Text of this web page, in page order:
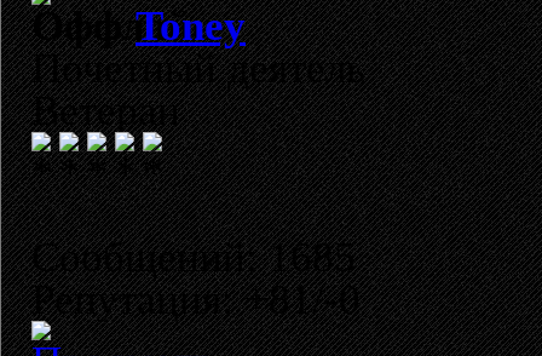
Toney
Почетный деятель
Ветеран
Сообщений: 1685
Репутация: +81/-0